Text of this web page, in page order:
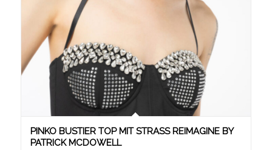
PINKO BUSTIER TOP MIT STRASS REIMAGINE BY
PATRICK MCDOWELL